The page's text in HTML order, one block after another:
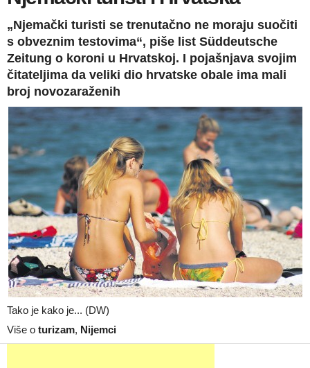
„Njemački turisti se trenutačno ne moraju suočiti
s obveznim testovima“, piše list Süddeutsche
Zeitung o koroni u Hrvatskoj. I pojašnjava svojim
čitateljima da veliki dio hrvatske obale ima mali
broj novozaraženih
Tako je kako je... (DW)
Više o turizam, Nijemci